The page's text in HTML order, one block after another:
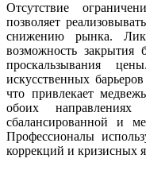
Отсутствие
позволяет
снижению рынка.
возможность закрытия
проскальзывания
искусственных
что привлекает
обоих
сбалансированной и
Профессионалы
коррекций и кризисных